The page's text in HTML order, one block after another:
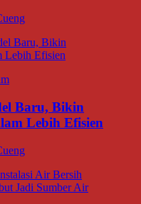
Baru, Bikin
Lebih Efisien